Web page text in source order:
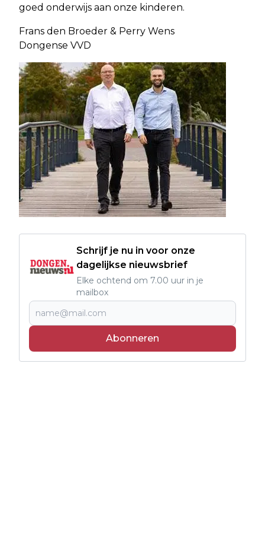
goed onderwijs aan onze kinderen.
Frans den Broeder & Perry Wens
Dongense VVD
Schrijf je nu in voor onze
dagelijkse nieuwsbrief
Elke ochtend om 7.00 uur in je
mailbox
Abonneren